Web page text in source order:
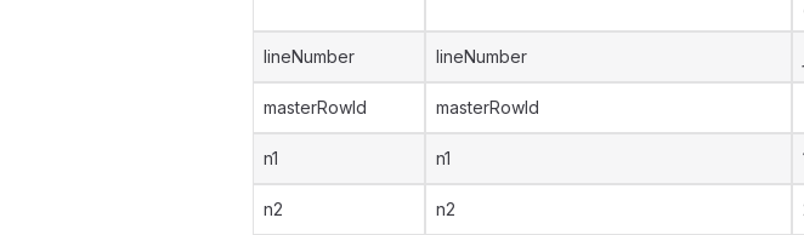
lineNumber lineNumber
masterRowId masterRowId
n1 n1
n2 n2